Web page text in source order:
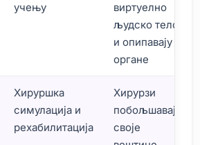
учењу
виртуелно
људско тело
и опипавају
органе
Хируршка
симулација и
рехабилитација
Хирурзи
побољшавају
своје